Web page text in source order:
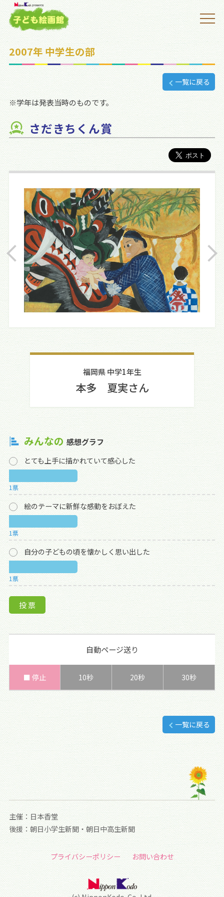
2007年 中学生の部
一覧に戻る
※学年は発表当時のものです。
さだきちくん賞
福岡県 中学1年生
本多 夏実さん
みんなの 感想グラフ
とても上手に描かれていて感心した
1票
絵のテーマに新鮮な感動をおぼえた
1票
自分の子どもの頃を懐かしく思い出した
1票
自動ページ送り
■ 停止 10秒 20秒 30秒
一覧に戻る
主催：日本香堂
後援：朝日小学生新聞・朝日中高生新聞
プライバシーポリシー お問い合わせ